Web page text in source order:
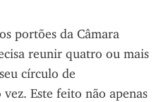
portões da Câmara
reunir quatro ou mais
círculo de
Este feito não apenas